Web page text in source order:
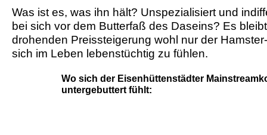
Was ist es, was ihn hält? Unspezialisiert und
bei sich vor dem Butterfaß des Daseins? Es
drohenden Preissteigerung wohl nur der
sich im Leben lebenstüchtig zu fühlen.
Wo sich der Eisenhüttenstädter
untergebuttert fühlt: